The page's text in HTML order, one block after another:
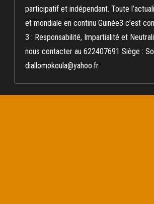
participatif et indépendant. Toute
et mondiale en continu Guinée3 c’est
3 : Responsabilité, Impartialité et
nous contacter au 622407691 Siège :
diallomokoula@yahoo.fr